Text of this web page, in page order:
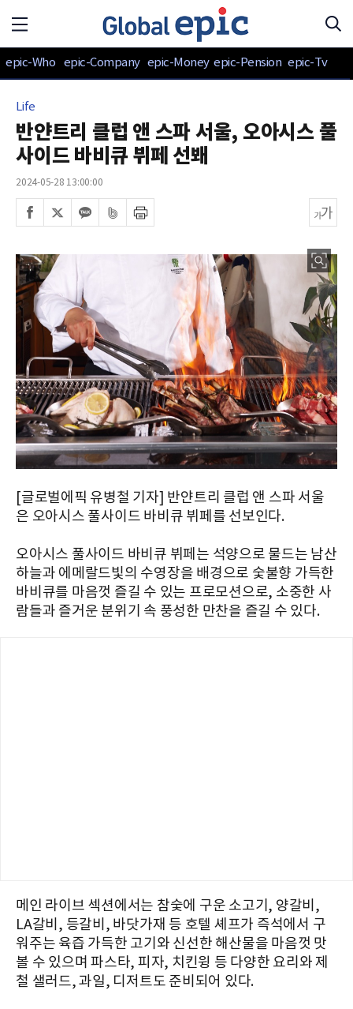
epic-Who epic-Company epic-Money epic-Pension epic-Tv
Life
반얀트리 클럽 앤 스파 서울, 오아시스 풀
사이드 바비큐 뷔페 선봬
2024-05-28 13:00:00
[글로벌에픽 유병철 기자] 반얀트리 클럽 앤 스파 서울
은 오아시스 풀사이드 바비큐 뷔페를 선보인다.
오아시스 풀사이드 바비큐 뷔페는 석양으로 물드는 남산
하늘과 에메랄드빛의 수영장을 배경으로 숯불향 가득한
바비큐를 마음껏 즐길 수 있는 프로모션으로, 소중한 사
람들과 즐거운 분위기 속 풍성한 만찬을 즐길 수 있다.
메인 라이브 섹션에서는 참숯에 구운 소고기, 양갈비,
LA갈비, 등갈비, 바닷가재 등 호텔 셰프가 즉석에서 구
워주는 육즙 가득한 고기와 신선한 해산물을 마음껏 맛
볼 수 있으며 파스타, 피자, 치킨윙 등 다양한 요리와 제
철 샐러드, 과일, 디저트도 준비되어 있다.